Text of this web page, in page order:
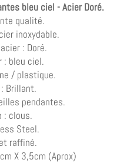
bleu ciel - Acier Doré.
qualité.
inoxydable.
: Doré.
: bleu ciel.
/ plastique.
Brillant.
pendantes.
: clous.
Steel.
raffiné.
X 3,5cm (Aprox)